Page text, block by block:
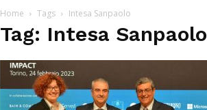
Home Tags Intesa Sanpaolo
Tag: Intesa Sanpaolo